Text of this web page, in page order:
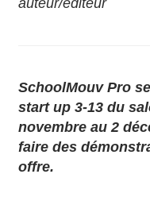
SchoolMouv Pro
start up 3-13 du
novembre au 2
faire des
offre.